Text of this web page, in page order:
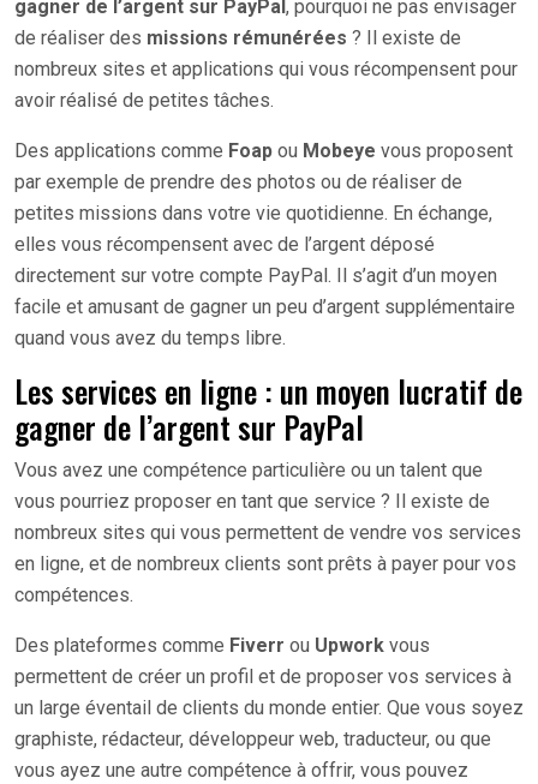
gagner de l’argent sur PayPal , pourquoi ne pas envisager
de réaliser des missions rémunérées ? Il existe de
nombreux sites et applications qui vous récompensent pour
avoir réalisé de petites tâches.
Des applications comme Foap ou Mobeye vous proposent
par exemple de prendre des photos ou de réaliser de
petites missions dans votre vie quotidienne. En échange,
elles vous récompensent avec de l’argent déposé
directement sur votre compte PayPal. Il s’agit d’un moyen
facile et amusant de gagner un peu d’argent supplémentaire
quand vous avez du temps libre.
Les services en ligne : un moyen lucratif de
gagner de l’argent sur PayPal
Vous avez une compétence particulière ou un talent que
vous pourriez proposer en tant que service ? Il existe de
nombreux sites qui vous permettent de vendre vos services
en ligne, et de nombreux clients sont prêts à payer pour vos
compétences.
Des plateformes comme Fiverr ou Upwork vous
permettent de créer un profil et de proposer vos services à
un large éventail de clients du monde entier. Que vous soyez
graphiste, rédacteur, développeur web, traducteur, ou que
vous ayez une autre compétence à offrir, vous pouvez